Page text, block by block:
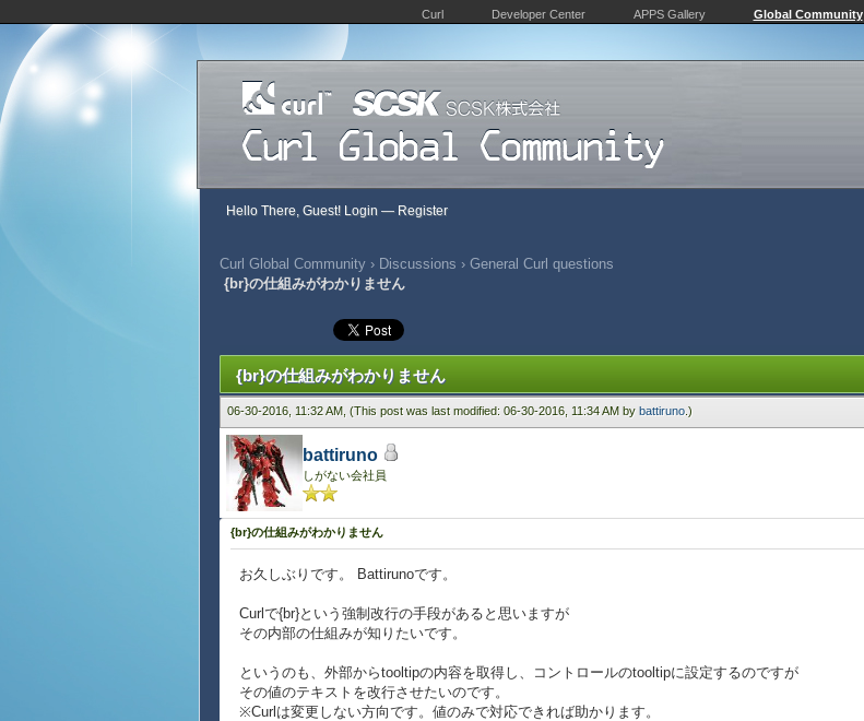
Curl Developer Center APPS Gallery Global Community
Hello There, Guest! Login — Register
Curl Global Community › Discussions › General Curl questions
{br}の仕組みがわかりません
{br}の仕組みがわかりません
06-30-2016, 11:32 AM, (This post was last modified: 06-30-2016, 11:34 AM by battiruno .)
battiruno
しがない会社員
{br}の仕組みがわかりません
お久しぶりです。 Battirunoです。
Curlで{br}という強制改行の手段があると思いますが
その内部の仕組みが知りたいです。
というのも、外部からtooltipの内容を取得し、コントロールのtooltipに設定するのですが
その値のテキストを改行させたいのです。
※Curlは変更しない方向です。値のみで対応できれば助かります。